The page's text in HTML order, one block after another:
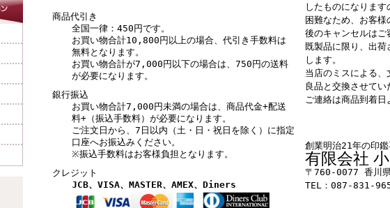
商品代引き
全国一律：450円です。
お買い物合計10,800円以上の場合、代引き手数料は
無料となります。
お買い物合計が7,000円以下の場合は、750円の送料
が必要になります。
銀行振込
お買い物合計7,000円未満の場合は、 商品代金+配送
料+（振込手数料） が必要になります。
ご注文日から、7日以内（土・日・祝日を除く）に指定
口座へお振込みください。
※振込手数料はお客様負担となります。
クレジット
JCB、VISA、MASTER、AMEX、Diners
したものになりま
困難なため、お客
後のキャンセルはご
既製品に限り、出
します。
当店のミスによる
良品と交換させてい
ご連絡は商品到着日
創業明治21年の印
有限会社
〒760-0077 香川
TEL：087-831-